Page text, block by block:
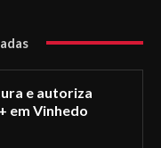
e autoriza
em Vinhedo